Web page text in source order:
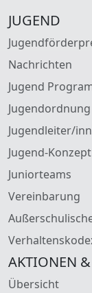
JUGEND
Nachrichten
Jugend
Jugendordnung
Jugendleiter/
Jugend-Konzept
Juniorteams
Vereinbarung
AKTIONEN &
Übersicht